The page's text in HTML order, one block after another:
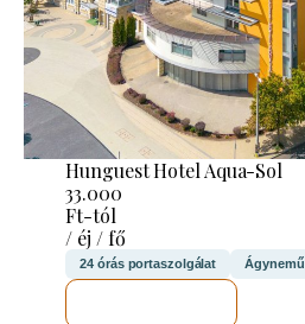
Hunguest Hotel Aqua-Sol
33.000
Ft-tól
/ éj / fő
24 órás portaszolgálat Ágynemű